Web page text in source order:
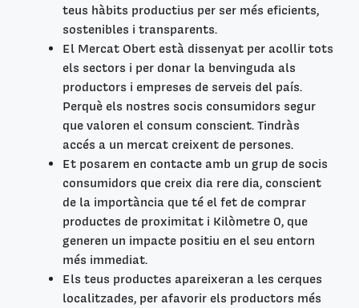
teus hàbits productius per ser més eficients,
sostenibles i transparents.
El Mercat Obert està dissenyat per acollir tots
els sectors i per donar la benvinguda als
productors i empreses de serveis del país.
Perquè els nostres socis consumidors segur
que valoren el consum conscient. Tindràs
accés a un mercat creixent de persones.
Et posarem en contacte amb un grup de socis
consumidors que creix dia rere dia, conscient
de la importància que té el fet de comprar
productes de proximitat i Kilòmetre 0, que
generen un impacte positiu en el seu entorn
més immediat.
Els teus productes apareixeran a les cerques
localitzades, per afavorir els productors més